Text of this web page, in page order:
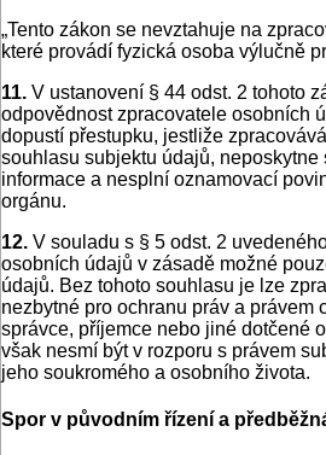
„Tento zákon se nevztahuje na
které provádí fyzická osoba výlučně
11. V ustanovení § 44 odst. 2 tohoto
odpovědnost zpracovatele osobních
dopustí přestupku, jestliže
souhlasu subjektu údajů,
informace a nesplní oznamovací
orgánu.
12. V souladu s § 5 odst. 2
osobních údajů v zásadě možné
údajů. Bez tohoto souhlasu je lze
nezbytné pro ochranu práv a právem
správce, příjemce nebo jiné dotčené
však nesmí být v rozporu s právem
jeho soukromého a osobního života.
Spor v původním řízení a